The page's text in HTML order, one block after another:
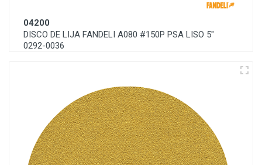
04200
DISCO DE LIJA FANDELI A080 #150P PSA LISO 5"
0292-0036